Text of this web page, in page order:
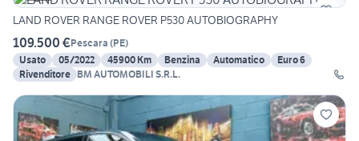
LAND ROVER RANGE ROVER P530 AUTOBIOGRAPHY
109.500 €Pescara (PE)
Usato
05/2022 45900 Km Benzina Automatico
Euro 6
Rivenditore BM AUTOMOBILI S.R.L.